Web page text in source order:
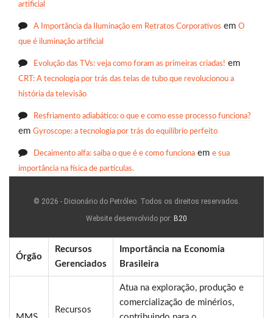
artificial
A Importância da Iluminação em Retratos Corporativos em O
que é iluminação artificial
Evolução das TVs: veja como foram as primeiras criadas! em
CRT: A tecnologia por trás das telas de tubo que revolucionou a
história da televisão
Resfriamento adiabático: o que e como esse processo funciona?
em Gyroscope: a tecnologia por trás do equilíbrio perfeito
Decaimento alfa: saiba o que é e como funciona em e sua
importância na física de partículas.
© 2026 - Dicionário do Petróleo. Todos os direitos reservados.
Website desenvolvido por: B20
Órgão
Recursos
Gerenciados
Importância na Economia
Brasileira
Recursos
Atua na exploração, produção e
comercialização de minérios,